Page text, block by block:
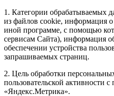
1. Категории обрабатываемых
из файлов cookie, информация о
иной программе, с помощью
сервисам Сайта), информация
обеспечении устройства
запрашиваемых страниц.
2. Цель обработки
пользовательской активности
«Яндекс.Метрика».